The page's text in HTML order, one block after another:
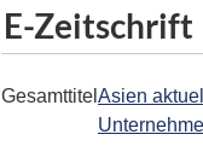
E-Zeitschrift
Gesamttitel Asien